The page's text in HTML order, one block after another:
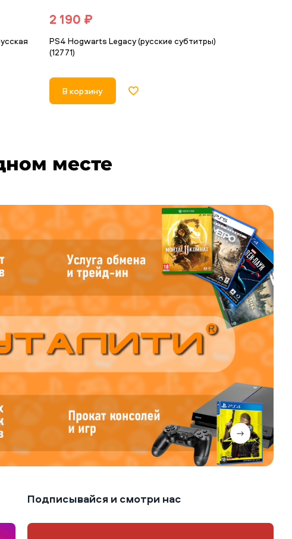
2 190 ₽
PS4 Hogwarts Legacy (русские субтитры)
(12771)
В корзину
месте
Подписывайся и смотри нас